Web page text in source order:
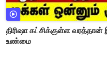
திரிஷா கட்சிக்குள்ள
உண்மை